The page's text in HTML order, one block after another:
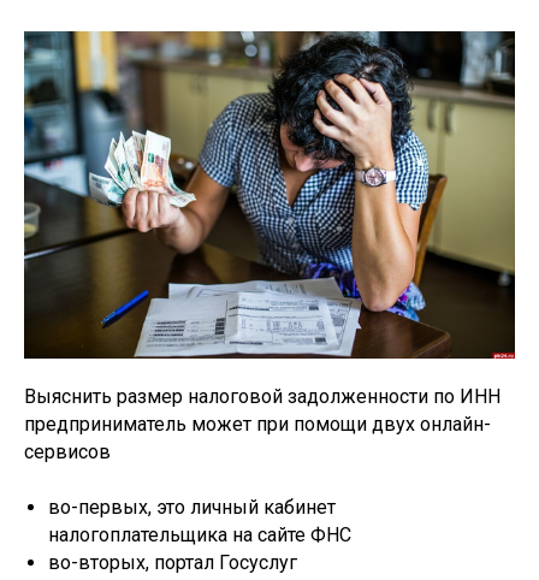
Выяснить размер налоговой задолженности по ИНН
предприниматель может при помощи двух онлайн-
сервисов
во-первых, это личный кабинет
налогоплательщика на сайте ФНС
во-вторых, портал Госуслуг